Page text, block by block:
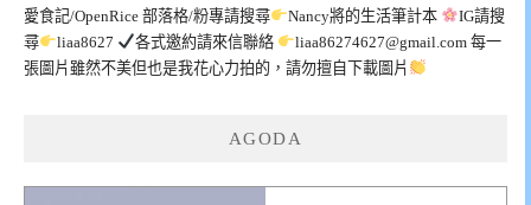
愛食記/OpenRice 部落格/粉專請搜尋
Nancy將的生活筆計本
IG請搜
尋
liaa8627 各式邀約請來信聯絡 liaa86274627@gmail.com每一
張圖片雖然不美但也是我花心力拍的，請勿擅自下載圖片
AGODA